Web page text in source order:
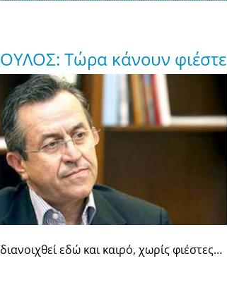
Τώρα κάνουν
εδώ και καιρό, χωρίς φιέστες…